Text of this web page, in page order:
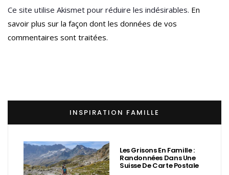
Ce site utilise Akismet pour réduire les indésirables. En
savoir plus sur la façon dont les données de vos
commentaires sont traitées.
INSPIRATION FAMILLE
Les Grisons En Famille :
Randonnées Dans Une
Suisse De Carte Postale